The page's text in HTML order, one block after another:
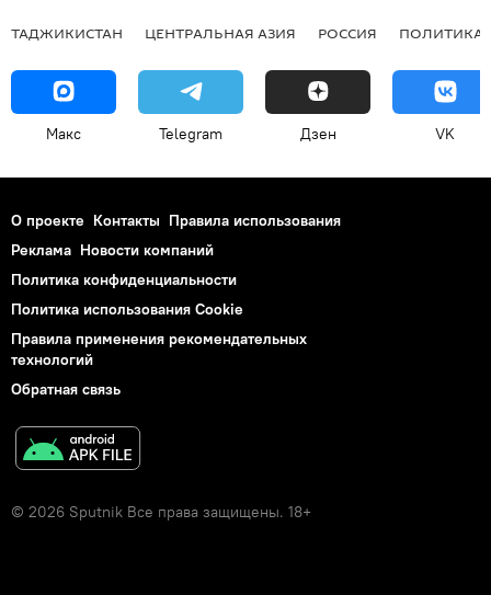
ТАДЖИКИСТАН ЦЕНТРАЛЬНАЯ АЗИЯ РОССИЯ ПОЛИТИКА
Макс Telegram Дзен VK
О проекте Контакты Правила использования
Реклама Новости компаний
Политика конфиденциальности
Политика использования Cookie
Правила применения рекомендательных
технологий
Обратная связь
© 2026 Sputnik Все права защищены. 18+